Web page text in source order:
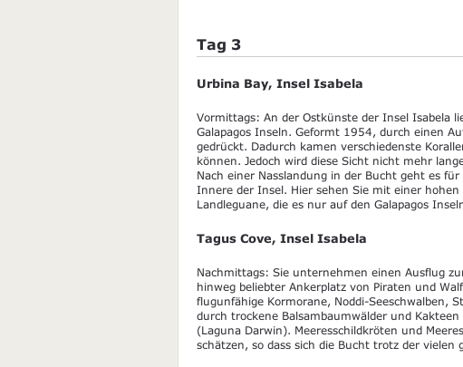
Tag 3
Urbina Bay, Insel Isabela
Vormittags: An der Ostkünste der Insel Isabela
Galapagos Inseln. Geformt 1954, durch einen
gedrückt. Dadurch kamen verschiedenste
können. Jedoch wird diese Sicht nicht mehr
Nach einer Nasslandung in der Bucht geht es
Innere der Insel. Hier sehen Sie mit einer
Landleguane, die es nur auf den Galapagos
Tagus Cove, Insel Isabela
Nachmittags: Sie unternehmen einen Ausflug
hinweg beliebter Ankerplatz von Piraten und
flugunfähige Kormorane, Noddi-Seeschwalben,
durch trockene Balsambaumwälder und
(Laguna Darwin). Meeresschildkröten und
schätzen, so dass sich die Bucht trotz der